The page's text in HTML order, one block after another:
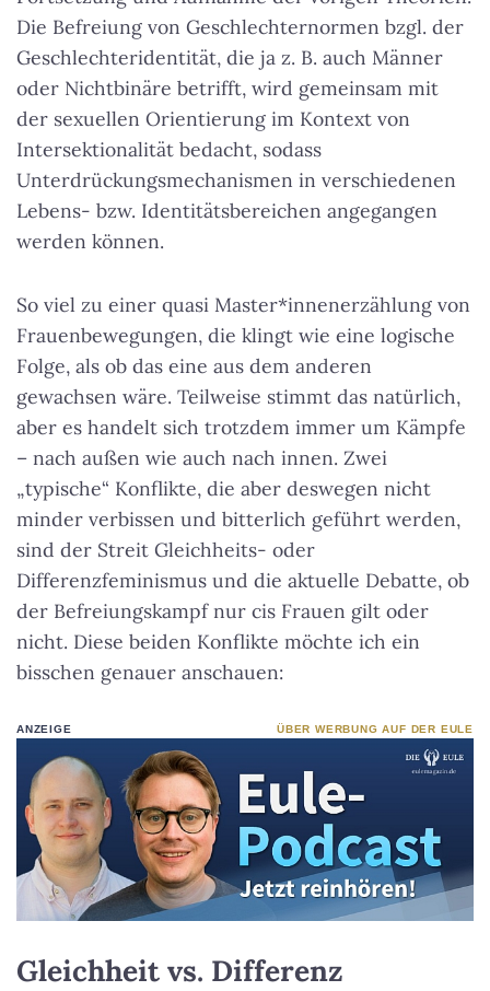
Die Befreiung von Geschlechternormen bzgl. der
Geschlechteridentität, die ja z. B. auch Männer
oder Nichtbinäre betrifft, wird gemeinsam mit
der sexuellen Orientierung im Kontext von
Intersektionalität bedacht, sodass
Unterdrückungsmechanismen in verschiedenen
Lebens- bzw. Identitätsbereichen angegangen
werden können.
So viel zu einer quasi Master*innenerzählung von
Frauenbewegungen, die klingt wie eine logische
Folge, als ob das eine aus dem anderen
gewachsen wäre. Teilweise stimmt das natürlich,
aber es handelt sich trotzdem immer um Kämpfe
– nach außen wie auch nach innen. Zwei
„typische“ Konflikte, die aber deswegen nicht
minder verbissen und bitterlich geführt werden,
sind der Streit Gleichheits- oder
Differenzfeminismus und die aktuelle Debatte, ob
der Befreiungskampf nur cis Frauen gilt oder
nicht. Diese beiden Konflikte möchte ich ein
bisschen genauer anschauen:
ANZEIGE ÜBER WERBUNG AUF DER EULE
Gleichheit vs. Differenz